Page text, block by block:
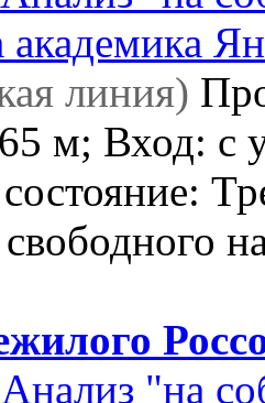
академика
линия)
м; Вход: с
Анализ "на